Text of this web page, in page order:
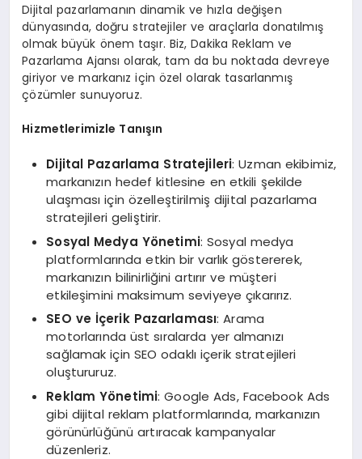
Dijital pazarlamanın dinamik ve hızla değişen
dünyasında, doğru stratejiler ve araçlarla donatılmış
olmak büyük önem taşır. Biz, Dakika Reklam ve
Pazarlama Ajansı olarak, tam da bu noktada devreye
giriyor ve markanız için özel olarak tasarlanmış
çözümler sunuyoruz.
Hizmetlerimizle Tanışın
Dijital Pazarlama Stratejileri: Uzman ekibimiz,
markanızın hedef kitlesine en etkili şekilde
ulaşması için özelleştirilmiş dijital pazarlama
stratejileri geliştirir.
Sosyal Medya Yönetimi: Sosyal medya
platformlarında etkin bir varlık göstererek,
markanızın bilinirliğini artırır ve müşteri
etkileşimini maksimum seviyeye çıkarırız.
SEO ve İçerik Pazarlaması: Arama
motorlarında üst sıralarda yer almanızı
sağlamak için SEO odaklı içerik stratejileri
oluştururuz.
Reklam Yönetimi: Google Ads, Facebook Ads
gibi dijital reklam platformlarında, markanızın
görünürlüğünü artıracak kampanyalar
düzenleriz.